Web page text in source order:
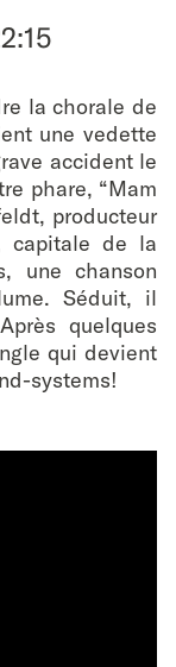
la chorale de
une vedette
accident le
phare, “Mam
producteur
capitale de la
une chanson
Séduit, il
quelques
qui devient
systems!